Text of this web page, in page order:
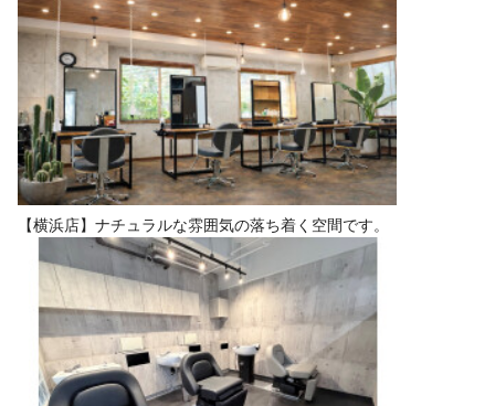
【横浜店】ナチュラルな雰囲気の落ち着く空間です。